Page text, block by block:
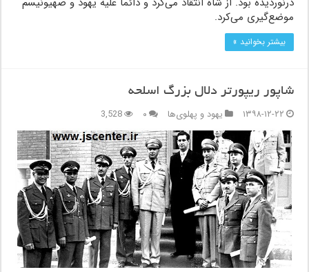
موضع‌گیری می‌کرد.
بیشتر بخوانید »
شاپور ریپورتر دلال بزرگ اسلحه
۱۳۹۸-۱۲-۲۲
یهود و پهلوی‌ها ۰ 3,528